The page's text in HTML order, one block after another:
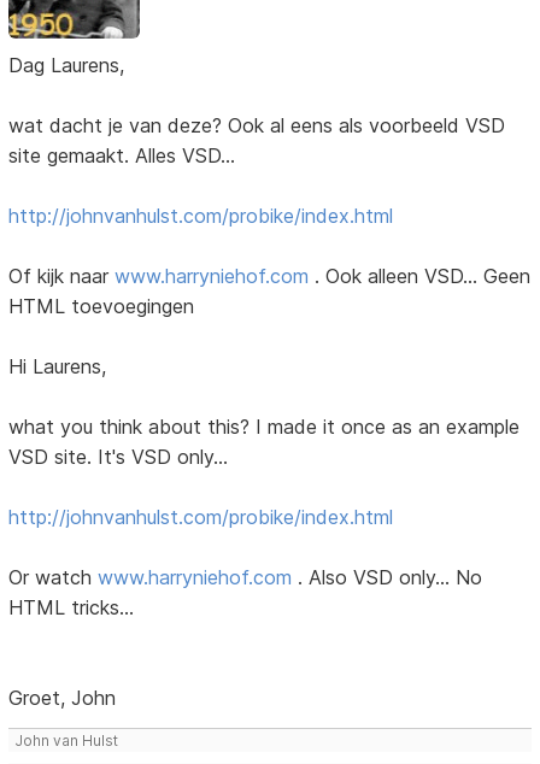
Dag Laurens,
wat dacht je van deze? Ook al eens als voorbeeld VSD
site gemaakt. Alles VSD...
http://johnvanhulst.com/probike/index.html
Of kijk naarwww.harryniehof.com . Ook alleen VSD... Geen
HTML toevoegingen
Hi Laurens,
what you think about this? I made it once as an example
VSD site. It's VSD only...
http://johnvanhulst.com/probike/index.html
Or watchwww.harryniehof.com . Also VSD only... No
HTML tricks...
Groet, John
John van Hulst